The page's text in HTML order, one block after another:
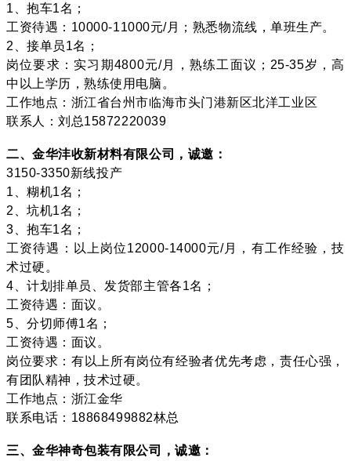
1、抱车1名；
工资待遇：10000-11000元/月；熟悉物流线，单班生产。
2、接单员1名；
岗位要求：实习期4800元/月，熟练工面议；25-35岁，高
中以上学历，熟练使用电脑。
工作地点：浙江省台州市临海市头门港新区北洋工业区
联系人：刘总15872220039
二、金华沣收新材料有限公司，诚邀：
3150-3350新线投产
1、糊机1名；
2、坑机1名；
3、抱车1名；
工资待遇：以上岗位12000-14000元/月，有工作经验，技
术过硬。
4、计划排单员、发货部主管各1名；
工资待遇：面议。
5、分切师傅1名；
工资待遇：面议。
岗位要求：有以上所有岗位有经验者优先考虑，责任心强，
有团队精神，技术过硬。
工作地点：浙江金华
联系电话：18868499882林总
三、金华神奇包装有限公司，诚邀：